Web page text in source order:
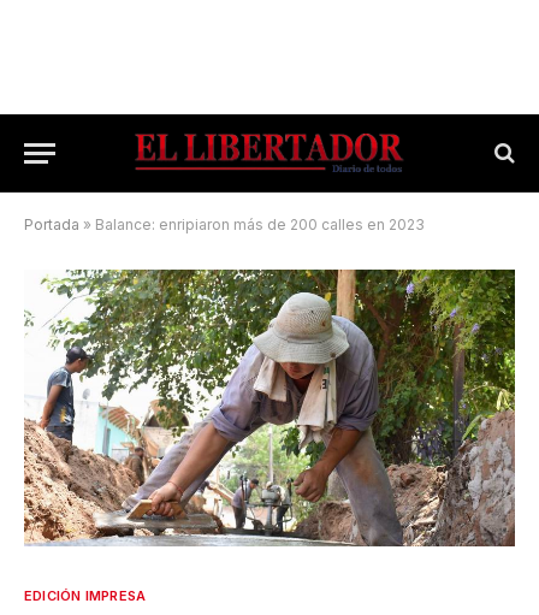
Portada » Balance: enripiaron más de 200 calles en 2023
EDICIÓN IMPRESA